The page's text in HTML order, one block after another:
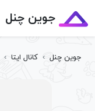
جوین چنل
جوین چنل › کانال ایتا ›